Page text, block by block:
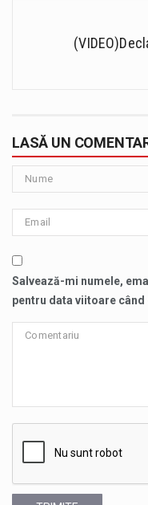
LASĂ UN
Salvează-mi numele,
pentru data viitoare când